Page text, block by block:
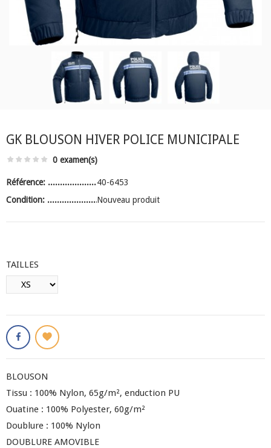
GK BLOUSON HIVER POLICE MUNICIPALE
0 examen(s)
Référence:
40-6453
Condition:
Nouveau produit
TAILLES
BLOUSON
Tissu : 100% Nylon, 65g/m², enduction PU
Ouatine : 100% Polyester, 60g/m²
Doublure : 100% Nylon
DOUBLURE AMOVIBLE